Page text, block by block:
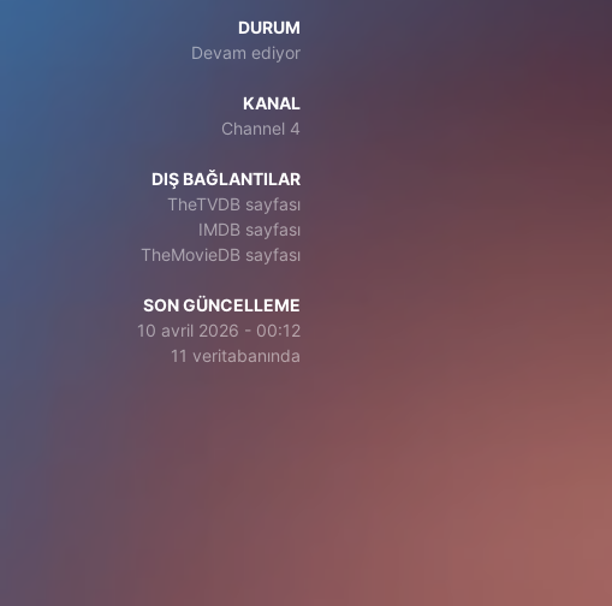
DURUM
Devam ediyor
KANAL
Channel 4
DIŞ BAĞLANTILAR
TheTVDB sayfası
IMDB sayfası
TheMovieDB sayfası
SON GÜNCELLEME
10 avril 2026 - 00:12
11 veritabanında